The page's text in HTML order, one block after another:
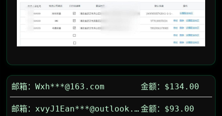
邮箱：xjk2B8***@163.com 金额：$93.00
邮箱：Wxh***@163.com 金额：$134.00
金额：$93.00